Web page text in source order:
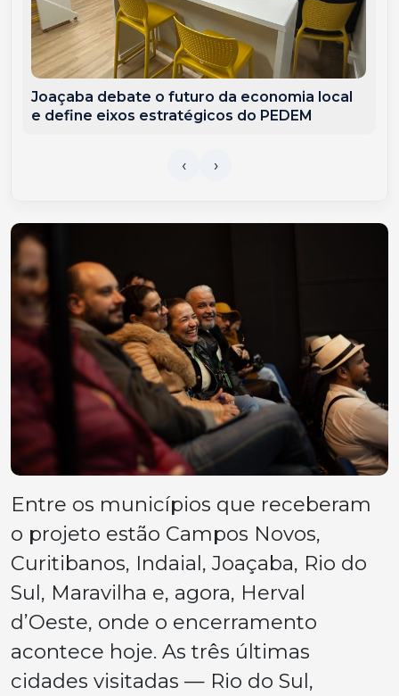
Joaçaba debate o futuro da economia local
e define eixos estratégicos do PEDEM
Entre os municípios que receberam
o projeto estão Campos Novos,
Curitibanos, Indaial, Joaçaba, Rio do
Sul, Maravilha e, agora, Herval
d’Oeste, onde o encerramento
acontece hoje. As três últimas
cidades visitadas — Rio do Sul,